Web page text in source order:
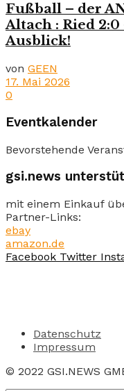
Fußball – der
Altach : Ried
Ausblick!
von GEEN
17. Mai 2026
0
Eventkalender
Bevorstehende
gsi.news
mit einem Einkauf
Partner-Links:
ebay
amazon.de
Facebook Twitter
Datenschutz
Impressum
© 2022 GSI.NEWS